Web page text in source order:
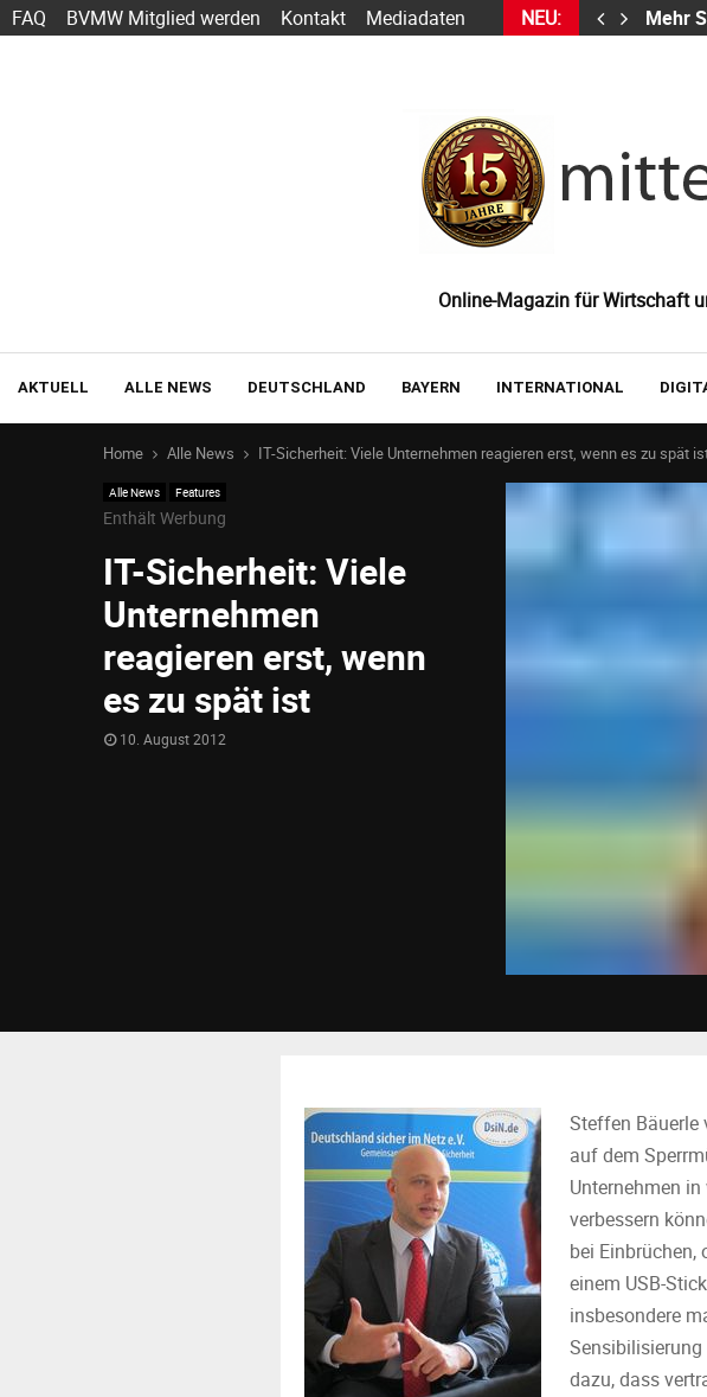
FAQ BVMW Mitglied werden Kontakt Mediadaten NEU:
heute schon funktioniert — und wie der Einstieg gelingt Mehr
Online-Magazin für Wirtschaft
AKTUELL ALLE NEWS DEUTSCHLAND BAYERN INTERNATIONAL
Home Alle News IT-Sicherheit: Viele Unternehmen reagieren erst, wenn es zu spät
Alle News Features
Enthält Werbung
IT-Sicherheit: Viele
Unternehmen
reagieren erst, wenn
es zu spät ist
10. August 2012
Steffen Bäuerle
auf dem
Unternehmen
verbessern
bei Einbrüchen,
einem USB-
insbesondere
dazu, dass